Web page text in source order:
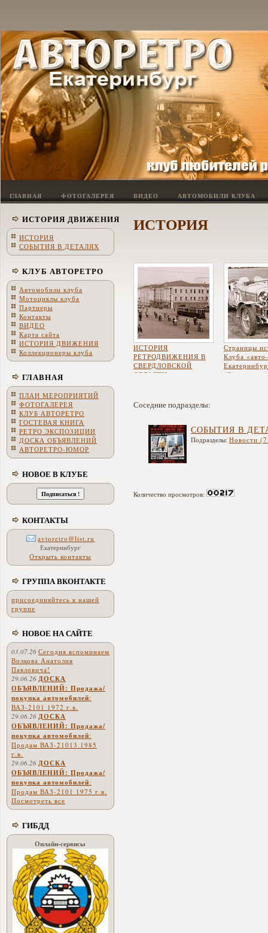
ГЛАВНАЯ ФОТОГАЛЕРЕЯ ВИДЕО АВТОМОБИЛИ КЛУБА
ИСТОРИЯ ДВИЖЕНИЯ
ИСТОРИЯ
СОБЫТИЯ В ДЕТАЛЯХ
КЛУБ АВТОРЕТРО
Автомобили клуба
Мотоциклы клуба
Партнеры
Контакты
ВИДЕО
Карта сайта
ИСТОРИЯ ДВИЖЕНИЯ
Коллекционеры клуба
ГЛАВНАЯ
ПЛАН МЕРОПРИЯТИЙ
ФОТОГАЛЕРЕЯ
КЛУБ АВТОРЕТРО
ГОСТЕВАЯ КНИГА
РЕТРО ЭКСПОЗИЦИИ
ДОСКА ОБЪЯВЛЕНИЙ
АВТОРЕТРО-ЮМОР
НОВОЕ В КЛУБЕ
КОНТАКТЫ
avtoretro@list.ru
Екатеринбург
Открыть контакты
ГРУППА ВКОНТАКТЕ
присоединяйтесь к нашей
группе
НОВОЕ НА САЙТЕ
03.07.26 Сегодня вспоминаем
Волкова Анатолия
Павловича!
29.06.26 ДОСКА
ОБЪЯВЛЕНИЙ: Продажа/
покупка автомобилей:
ВАЗ-2101 1972 г.в.
29.06.26 ДОСКА
ОБЪЯВЛЕНИЙ: Продажа/
покупка автомобилей:
Продам ВАЗ-21013 1985
г.в.
29.06.26 ДОСКА
ОБЪЯВЛЕНИЙ: Продажа/
покупка автомобилей:
Продам ВАЗ-2101 1975 г.в.
Посмотреть все
ГИБДД
Онлайн-сервисы
ИСТОРИЯ
ИСТОРИЯ
РЕТРОДВИЖЕНИЯ В
СВЕРДЛОВСКОЙ
ОБЛАСТИ
Страницы
Клуба
(Свердловск)
Соседние подразделы:
СОБЫТИЯ В
Подразделы: Новости
Количество просмотров: